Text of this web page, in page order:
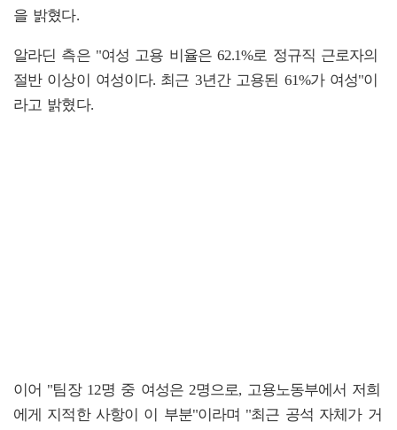
을 밝혔다.
알라딘 측은 "여성 고용 비율은 62.1%로 정규직 근로자의
절반 이상이 여성이다. 최근 3년간 고용된 61%가 여성"이
라고 밝혔다.
이어 "팀장 12명 중 여성은 2명으로, 고용노동부에서 저희
에게 지적한 사항이 이 부분"이라며 "최근 공석 자체가 거